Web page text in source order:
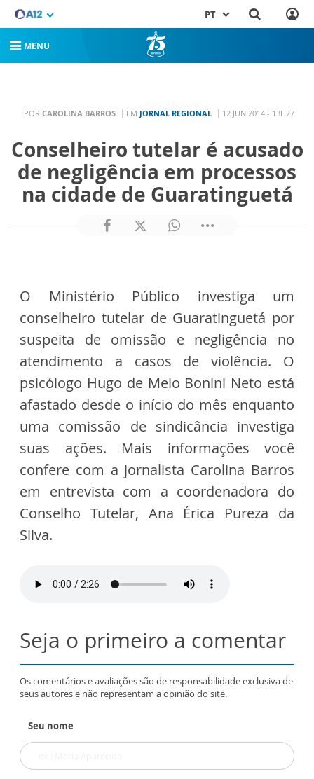
PT
MENU
POR CAROLINA BARROS EM JORNAL REGIONAL 12 JUN 2014 - 13H27
Conselheiro tutelar é acusado
de negligência em processos
na cidade de Guaratinguetá
O Ministério Público investiga um
conselheiro tutelar de Guaratinguetá por
suspeita de omissão e negligência no
atendimento a casos de violência. O
psicólogo Hugo de Melo Bonini Neto está
afastado desde o início do mês enquanto
uma comissão de sindicância investiga
suas ações. Mais informações você
confere com a jornalista Carolina Barros
em entrevista com a coordenadora do
Conselho Tutelar, Ana Érica Pureza da
Silva.
Seja o primeiro a comentar
Os comentários e avaliações são de responsabilidade exclusiva de
seus autores e não representam a opinião do site.
Seu nome